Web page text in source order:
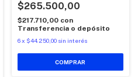
$265.500,00
$217.710,00 con
Transferencia o depósito
6 x $44.250,00 sin interés